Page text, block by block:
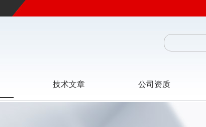
技术文章 公司资质